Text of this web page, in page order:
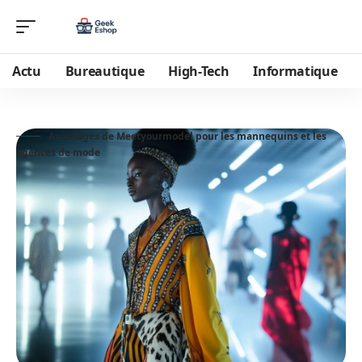
Actu Bureautique High-Tech Informatique
Avantages de Meetyourmodel pour les mannequins et les
agences de mode